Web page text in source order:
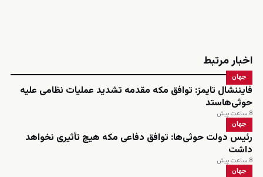
اخبار مرتبط
جهان
فایننشال تایمز: توافق مکه مقدمه تشدید عملیات نظامی علیه
حوثی‌هاستد
8 ساعت پیش
جهان
رئیس دولت حوثی‌ها: توافق دفاعی مکه هیچ تأثیری نخواهد
داشت
8 ساعت پیش
جهان